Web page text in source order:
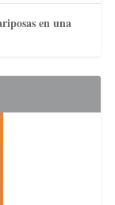
en una